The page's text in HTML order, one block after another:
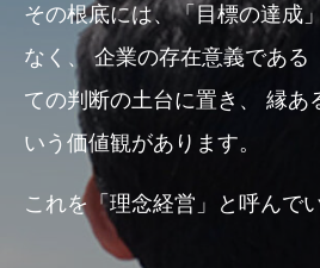
その根底には、「目標の達成
なく、企業の存在意義である
ての判断の土台に置き、
縁あ
いう価値観があります。
これを「理念経営」と呼んで